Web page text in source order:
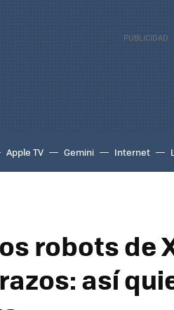
Apple TV Gemini Internet
robots de
así